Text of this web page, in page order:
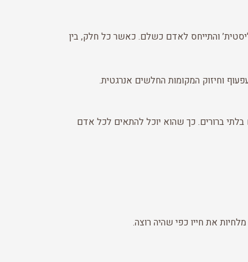
והתייחס לאדם כשלם. כאשר כל חלק, בין
וחיזוק המקומות החלשים אנרגטית.
בלתי ברורים. כך שהוא יוכל להתאים לכל אדם
את חייו כפי שהיה רוצה.